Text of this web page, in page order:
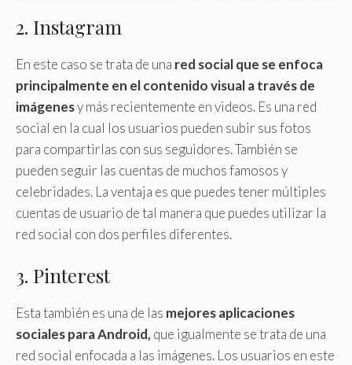
2. Instagram
En este caso se trata de una red social que se enfoca
principalmente en el contenido visual a través de
imágenesy más recientemente en videos. Es una red
social en la cual los usuarios pueden subir sus fotos
para compartirlas con sus seguidores. También se
pueden seguir las cuentas de muchos famosos y
celebridades. La ventaja es que puedes tener múltiples
cuentas de usuario de tal manera que puedes utilizar la
red social con dos perfiles diferentes.
3. Pinterest
Esta también es una de las mejores aplicaciones
sociales para Android, que igualmente se trata de una
red social enfocada a las imágenes. Los usuarios en este